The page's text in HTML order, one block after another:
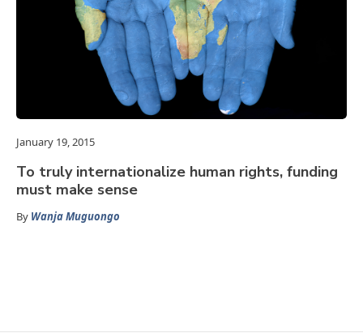
January 19, 2015
To truly internationalize human rights, funding
must make sense
By Wanja Muguongo